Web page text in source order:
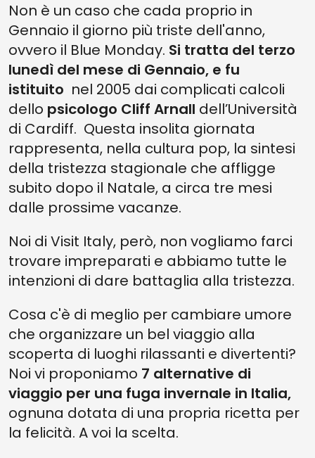
Non è un caso che cada proprio in
Gennaio il giorno più triste dell'anno,
ovvero il Blue Monday. Si tratta del terzo
lunedì del mese di Gennaio, e fu
istituito nel 2005 dai complicati calcoli
dello psicologo Cliff Arnall dell’Università
di Cardiff. Questa insolita giornata
rappresenta, nella cultura pop, la sintesi
della tristezza stagionale che affligge
subito dopo il Natale, a circa tre mesi
dalle prossime vacanze.
Noi di Visit Italy, però, non vogliamo farci
trovare impreparati e abbiamo tutte le
intenzioni di dare battaglia alla tristezza.
Cosa c'è di meglio per cambiare umore
che organizzare un bel viaggio alla
scoperta di luoghi rilassanti e divertenti?
Noi vi proponiamo 7 alternative di
viaggio per una fuga invernale in Italia,
ognuna dotata di una propria ricetta per
la felicità. A voi la scelta.